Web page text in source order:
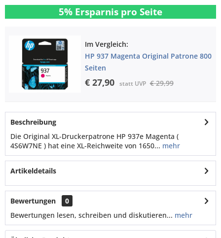
5% Ersparnis pro Seite
Im Vergleich:
HP 937 Magenta Original Patrone 800
Seiten
€ 27,90 statt UVP € 29,99
Beschreibung
Die Original XL-Druckerpatrone HP 937e Magenta (
4S6W7NE ) hat eine XL-Reichweite von 1650... mehr
Artikeldetails
Bewertungen
0
Bewertungen lesen, schreiben und diskutieren... mehr